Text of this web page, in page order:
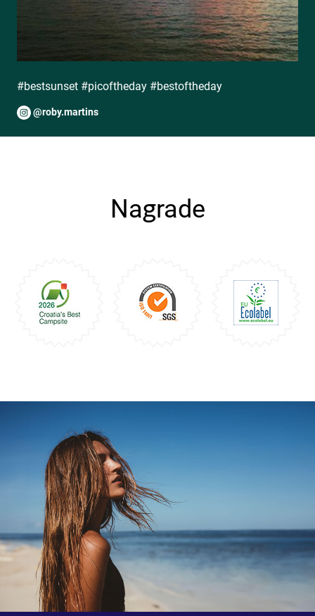
#bestsunset #picoftheday #bestoftheday
@roby.martins
Nagrade